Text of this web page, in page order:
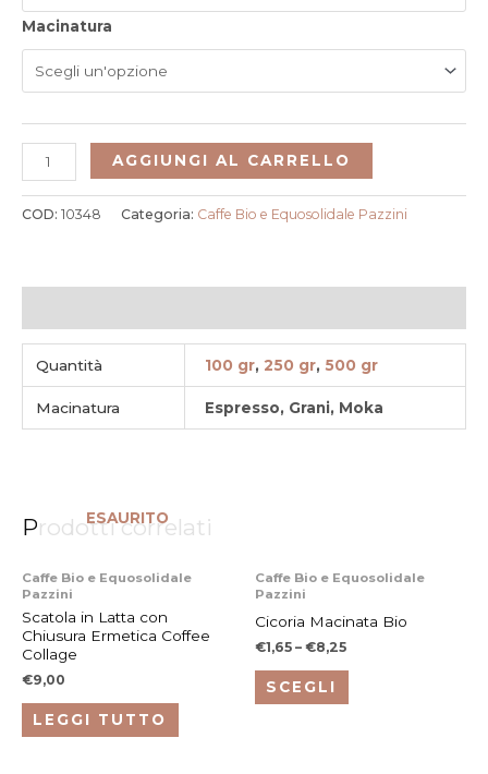
Macinatura
AGGIUNGI AL CARRELLO
COD: 10348 Categoria: Caffe Bio e Equosolidale Pazzini
Quantità 100 gr,250 gr,500 gr
Macinatura Espresso, Grani, Moka
Prodotti correlati
ESAURITO
Caffe Bio e Equosolidale
Pazzini
Scatola in Latta con
Chiusura Ermetica Coffee
Collage
€9,00
LEGGI TUTTO
Caffe Bio e Equosolidale
Pazzini
Cicoria Macinata Bio
€1,65 – €8,25
SCEGLI
Questo
ha
Le